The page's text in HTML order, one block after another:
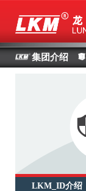
集团介绍
LKM_ID介绍